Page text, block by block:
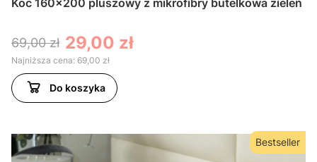
Koc 160x200 pluszowy z mikrofibry butelkowa zieleń
69,00 zł 29,00 zł
Najniższa cena: 69,00 zł
Do koszyka
Bestseller